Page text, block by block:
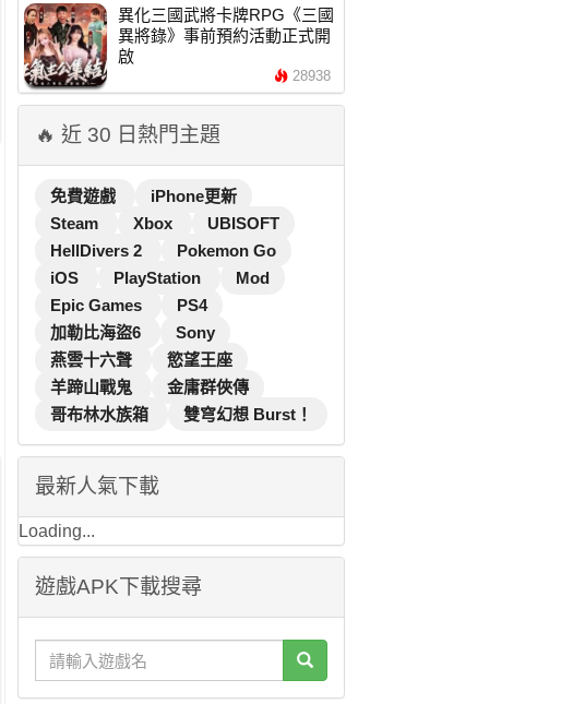
異化三國武將卡牌RPG《三國
異將錄》事前預約活動正式開
啟
28938
🔥 近 30 日熱門主題
免費遊戲
iPhone更新
Steam
Xbox
UBISOFT
HellDivers 2
Pokemon Go
iOS
PlayStation
Mod
Epic Games
PS4
加勒比海盜6
Sony
燕雲十六聲
慾望王座
羊蹄山戰鬼
金庸群俠傳
哥布林水族箱
雙穹幻想 Burst！
最新人氣下載
Loading...
遊戲APK下載搜尋